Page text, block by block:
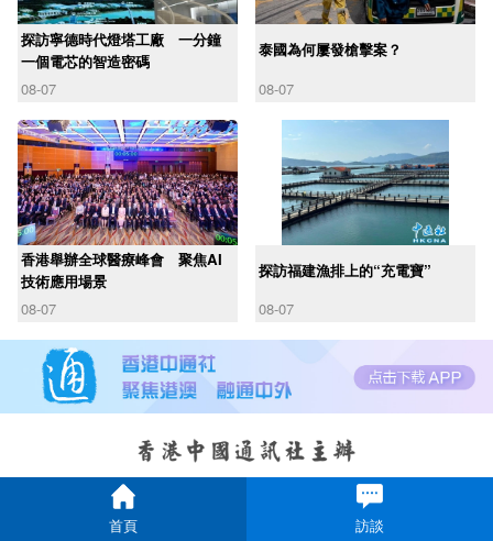
探訪寧德時代燈塔工廠 一分鐘
一個電芯的智造密碼
08-07
泰國為何屢發槍擊案？
08-07
香港舉辦全球醫療峰會 聚焦AI
技術應用場景
08-07
探訪福建漁排上的“充電寶”
08-07
首頁 訪談